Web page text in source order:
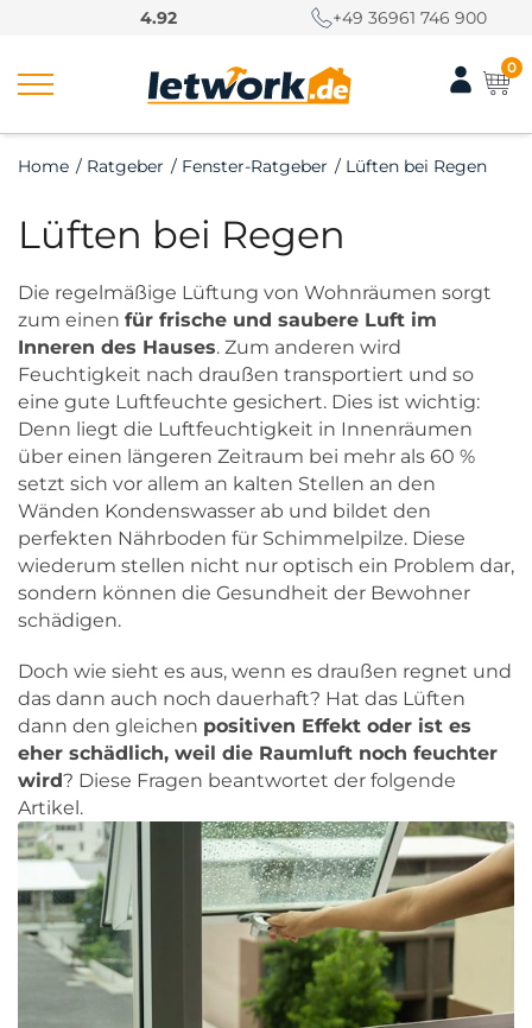
4.92 +49 36961 746 900
0
Home / Ratgeber / Fenster-Ratgeber / Lüften bei Regen
Lüften bei Regen
Die regelmäßige Lüftung von Wohnräumen sorgt
zum einen für frische und saubere Luft im
Inneren des Hauses. Zum anderen wird
Feuchtigkeit nach draußen transportiert und so
eine gute Luftfeuchte gesichert. Dies ist wichtig:
Denn liegt die Luftfeuchtigkeit in Innenräumen
über einen längeren Zeitraum bei mehr als 60 %
setzt sich vor allem an kalten Stellen an den
Wänden Kondenswasser ab und bildet den
perfekten Nährboden für Schimmelpilze. Diese
wiederum stellen nicht nur optisch ein Problem dar,
sondern können die Gesundheit der Bewohner
schädigen.
Doch wie sieht es aus, wenn es draußen regnet und
das dann auch noch dauerhaft? Hat das Lüften
dann den gleichen positiven Effekt oder ist es
eher schädlich, weil die Raumluft noch feuchter
wird? Diese Fragen beantwortet der folgende
Artikel.